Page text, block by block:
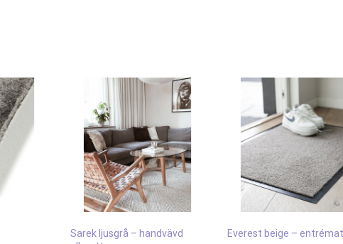
Sarek ljusgrå – handvävd
Everest beige –